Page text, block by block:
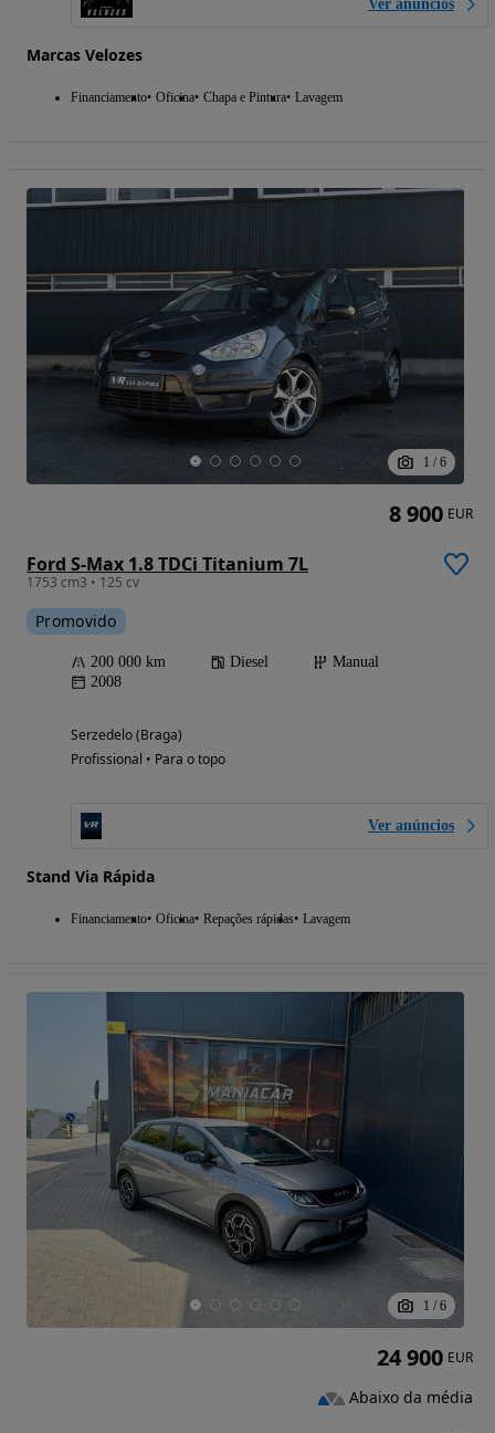
Ver anúncios
Marcas Velozes
Financiamento Oficina Chapa e Pintura Lavagem
1 / 6
Ford S-Max 1.8 TDCi Titanium 7L
1753 cm3 • 125 cv
Promovido
200 000 km Diesel
Manual
2008
Serzedelo (Braga)
Profissional • Para o topo
Ver anúncios
Stand Via Rápida
Financiamento Oficina Repações rápidas Lavagem
8 900 EUR
1 / 6
24 900 EUR
Abaixo da média